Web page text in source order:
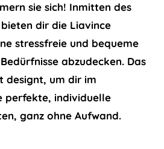
sie sich! Inmitten des
dir die Liavince
stressfreie und bequeme
abzudecken. Das
designt, um dir im
perfekte, individuelle
ganz ohne Aufwand.